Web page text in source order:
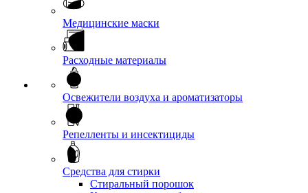
Медицинские маски
Расходные материалы
Освежители воздуха и ароматизаторы
Репелленты и инсектициды
Средства для стирки
Стиральный порошок